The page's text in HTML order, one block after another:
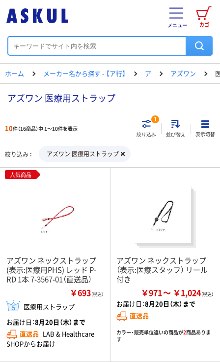
カゴ
メニュー
ホーム メーカー名から探す - 【ア行】 ア アズワン
アズワン 医療用ストラップ
10件（16商品）中 1～10件を表示
絞り込み
1
並び替え 表示切替
絞り込み アズワン 医療用ストラップ
人気商品
アズワン ネックストラップ
(表示:医療用PHS) レッド P-
RD 1本 7-3567-01（直送品）
￥693（税込）
医療用ストラップ
お届け日：8月20日（木）まで
直送品 LAB & Healthcare
SHOPからお届け
アズワン ネックストラップ
（表示:医療スタッフ） リール
付き
￥971 ￥1,024
お届け日：8月20日（木）まで
直送品
カラー・販売単位違いの商品が2商品ありま
す